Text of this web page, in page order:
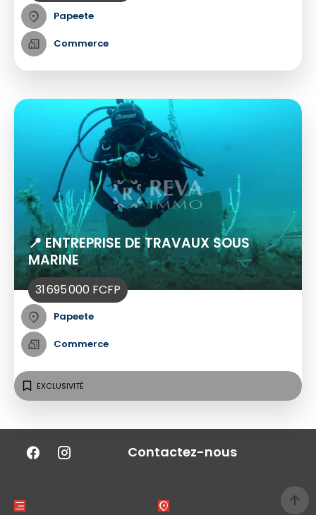
Papeete
Commerce
📍 ENTREPRISE DE TRAVAUX SOUS
MARINE
31 695 000 FCFP
Papeete
Commerce
EXCLUSIVITÉ
Contactez-nous